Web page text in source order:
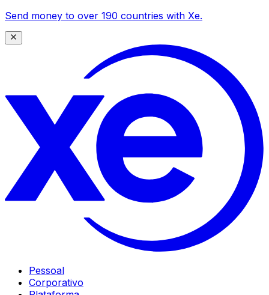
Send money to over 190 countries with Xe.
Pessoal
Corporativo